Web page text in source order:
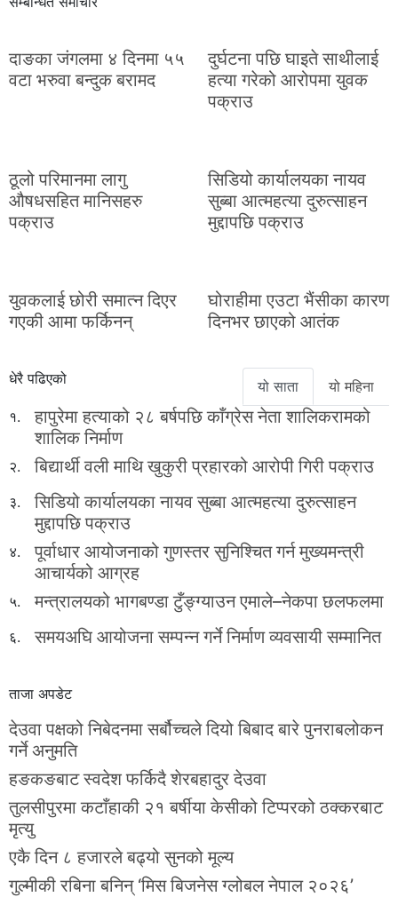
दाङका जंगलमा ४ दिनमा ५५
वटा भरुवा बन्दुक बरामद
दुर्घटना पछि घाइते साथीलाई
हत्या गरेको आरोपमा युवक
पक्राउ
ठूलो परिमानमा लागु
औषधसहित मानिसहरु
पक्राउ
सिडियो कार्यालयका नायव
सुब्बा आत्महत्या दुरुत्साहन
मुद्दापछि पक्राउ
युवकलाई छोरी समात्न दिएर
गएकी आमा फर्किनन्
घोराहीमा एउटा भैंसीका कारण
दिनभर छाएको आतंक
धेरै पढिएको यो साता
यो महिना
१.
हापुरेमा हत्याको २८ बर्षपछि काँग्रेस नेता शालिकरामको
शालिक निर्माण
२. बिद्यार्थी वली माथि खुकुरी प्रहारको आरोपी गिरी पक्राउ
३.
सिडियो कार्यालयका नायव सुब्बा आत्महत्या दुरुत्साहन
मुद्दापछि पक्राउ
४.
पूर्वाधार आयोजनाको गुणस्तर सुनिश्चित गर्न मुख्यमन्त्री
आचार्यको आग्रह
५. मन्त्रालयको भागबण्डा टुँङ्ग्याउन एमाले–नेकपा छलफलमा
६. समयअघि आयोजना सम्पन्न गर्ने निर्माण व्यवसायी सम्मानित
ताजा अपडेट
देउवा पक्षको निबेदनमा सर्बौच्चले दियो बिबाद बारे पुनराबलोकन
गर्ने अनुमति
हङकङबाट स्वदेश फर्किदै शेरबहादुर देउवा
तुलसीपुरमा कटाँहाकी २१ बर्षीया केसीको टिप्परको ठक्करबाट
मृत्यु
एकै दिन ८ हजारले बढ्यो सुनको मूल्य
गुल्मीकी रबिना बनिन् ‘मिस बिजनेस ग्लोबल नेपाल २०२६’